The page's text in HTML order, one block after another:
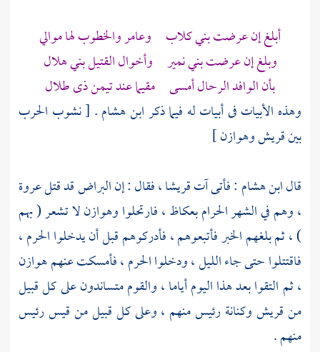
أبلغ إن عرضتبني كلاب وعامروالخطوب لها موالي
وبلغ إن عرضتبني نمير وأخوال القتيلبني هلال
بأن الوافد الرحال أمسى مقيما عند تيمن ذى طلال
وهذه الأبيات فى أبيات له فيما ذكرابن هشام. [ نشوب الحرب
بينقريشوهوازن]
قالابن هشام : فأتى آتقريشا ،فقال : إنالبراضقد قتلعروة
،وهم في الشهر الحرامبعكاظ، فارتحلواوهوازنلا تشعر ( بهم
) ، ثم بلغهم الخبر فأتبعوهم ، فأدركوهم قبل أن يدخلواالحرم،
فاقتتلوا حتى جاء الليل ، ودخلواالحرم، فأمسكت عنهمهوازن
، ثم التقوا بعد هذا اليوم أياما ، والقوم متساندون على كل قبيل
منقريشوكنانة رئيس منهم ، وعلى كل قبيل منقيسرئيس
منهم .